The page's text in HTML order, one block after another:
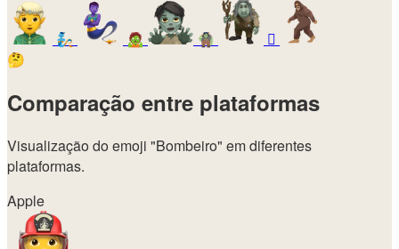
🧞 🧟 🧌
🫈
🤔
Comparação entre plataformas
Visualização do emoji "Bombeiro" em diferentes
plataformas.
Apple